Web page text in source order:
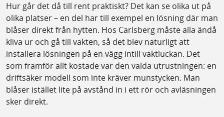
Hur går det då till rent praktiskt? Det kan se olika ut på
olika platser – en del har till exempel en lösning där man
blåser direkt från hytten. Hos Carlsberg måste alla ändå
kliva ur och gå till vakten, så det blev naturligt att
installera lösningen på en vägg intill vaktluckan. Det
som framför allt kostade var den valda utrustningen: en
driftsäker modell som inte kräver munstycken. Man
blåser istället lite på avstånd in i ett rör och avläsningen
sker direkt.